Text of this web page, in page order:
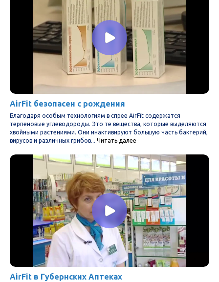
AirFit безопасен с рождения
Благодаря особым технологиям в спрее AirFit содержатся
терпеновые углеводороды. Это те вещества, которые выделяются
хвойными растениями. Они инактивируют большую часть бактерий,
вирусов и различных грибов... Читать далее
AirFit в Губернских Аптеках
Покупателям
Способы доставки
Где купить
Наборы от LATTA
Технологии
Производство
Красноярск, ул. Ленинградская 11
e-mail:contact@latta-bio.ru
+7 (800) 700-56-50 - горячая линия
+7 (391) 298-47-00 - офис
ООО НПО "ЛАТТА"
+7 (983) 575-20-50 - единая справочная